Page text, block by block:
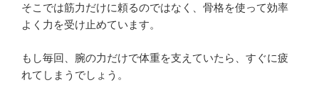
そこでは筋力だけに頼るのではなく、骨格を使って効率
よく力を受け止めています。
もし毎回、腕の力だけで体重を支えていたら、すぐに疲
れてしまうでしょう。